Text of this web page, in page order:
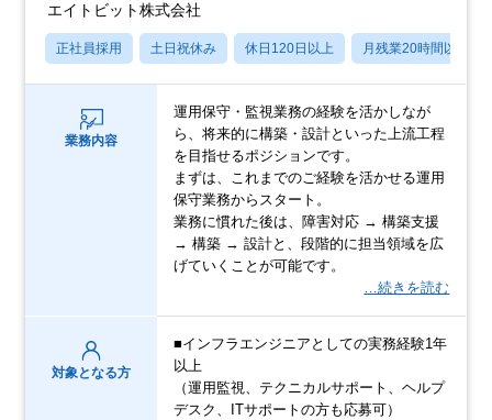
エイトビット株式会社
正社員採用 土日祝休み 休日120日以上 月残業20時間以内
業務内容
運用保守・監視業務の経験を活かしなが
ら、将来的に構築・設計といった上流工程
を目指せるポジションです。
まずは、これまでのご経験を活かせる運用
保守業務からスタート。
業務に慣れた後は、障害対応 → 構築支援
→ 構築 → 設計と、段階的に担当領域を広
げていくことが可能です。
…続きを読む
対象となる方
■インフラエンジニアとしての実務経験1年
以上
（運用監視、テクニカルサポート、ヘルプ
デスク、ITサポートの方も応募可）